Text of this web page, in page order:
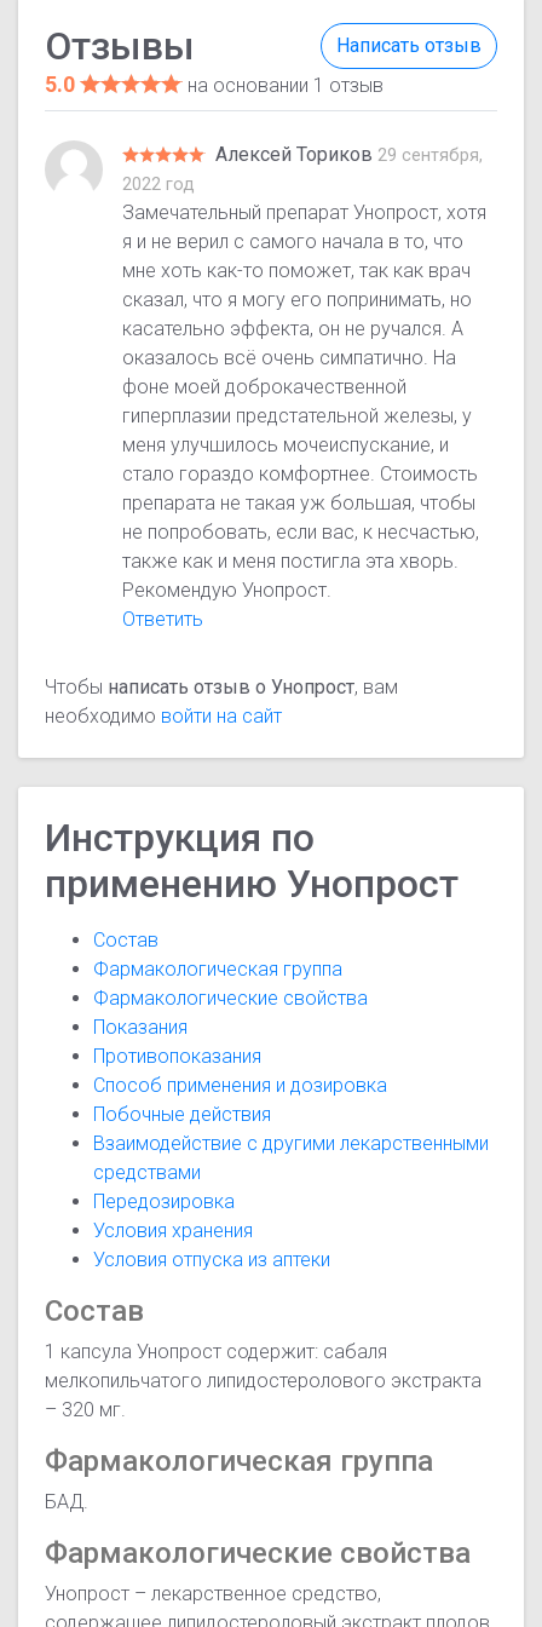
Написать отзыв
Отзывы
5.0 на основании 1 отзыв
Алексей Ториков 29 сентября,
2022 год
Замечательный препарат Унопрост, хотя
я и не верил с самого начала в то, что
мне хоть как-то поможет, так как врач
сказал, что я могу его попринимать, но
касательно эффекта, он не ручался. А
оказалось всё очень симпатично. На
фоне моей доброкачественной
гиперплазии предстательной железы, у
меня улучшилось мочеиспускание, и
стало гораздо комфортнее. Стоимость
препарата не такая уж большая, чтобы
не попробовать, если вас, к несчастью,
также как и меня постигла эта хворь.
Рекомендую Унопрост.
Ответить
Чтобы написать отзыв о Унопрост, вам
необходимо войти на сайт
Инструкция по
применению Унопрост
Состав
Фармакологическая группа
Фармакологические свойства
Показания
Противопоказания
Способ применения и дозировка
Побочные действия
Взаимодействие с другими лекарственными
средствами
Передозировка
Условия хранения
Условия отпуска из аптеки
Состав
1 капсула Унопрост содержит: сабаля
мелкопильчатого липидостеролового экстракта
– 320 мг.
Фармакологическая группа
БАД.
Фармакологические свойства
Унопрост – лекарственное средство,
содержащее липидостероловый экстракт плодов